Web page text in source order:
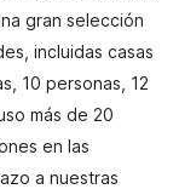
gran selección
incluidas casas
10 personas, 12
más de 20
en las
a nuestras